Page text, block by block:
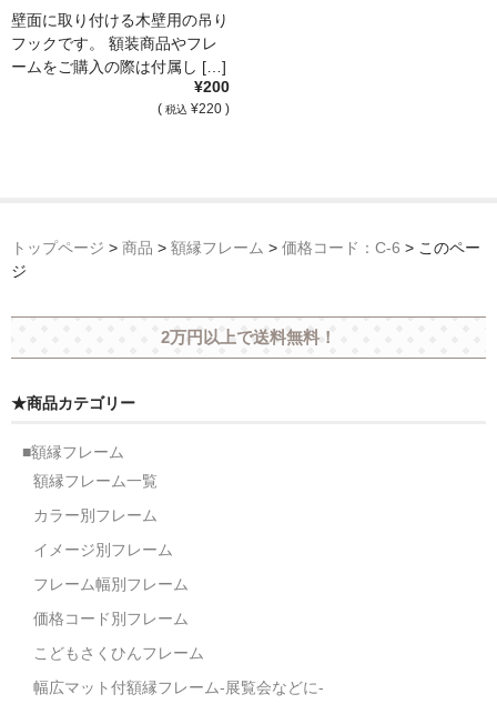
壁面に取り付ける木壁用の吊り
フックです。 額装商品やフレ
ームをご購入の際は付属し […]
¥200
( 税込 ¥220 )
トップページ > 商品 > 額縁フレーム > 価格コード：C-6 > このペー
ジ
2万円以上で送料無料！
★商品カテゴリー
■額縁フレーム
額縁フレーム一覧
カラー別フレーム
イメージ別フレーム
フレーム幅別フレーム
価格コード別フレーム
こどもさくひんフレーム
幅広マット付額縁フレーム-展覧会などに-